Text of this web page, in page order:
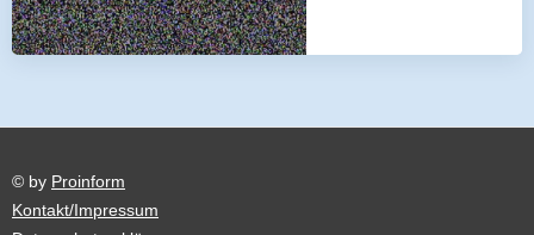
© by Proinform
Kontakt/Impressum